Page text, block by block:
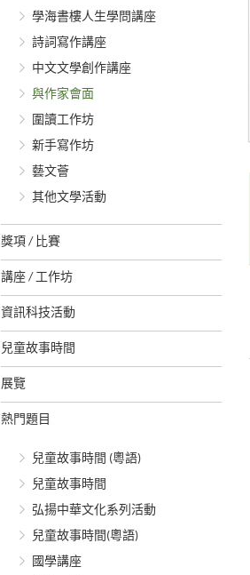
學海書樓人生學問講座
詩詞寫作講座
中文文學創作講座
與作家會面
圍讀工作坊
新手寫作坊
藝文薈
其他文學活動
獎項 / 比賽
講座 / 工作坊
資訊科技活動
兒童故事時間
展覽
熱門題目
兒童故事時間 (粵語)
兒童故事時間
弘揚中華文化系列活動
兒童故事時間(粵語)
國學講座